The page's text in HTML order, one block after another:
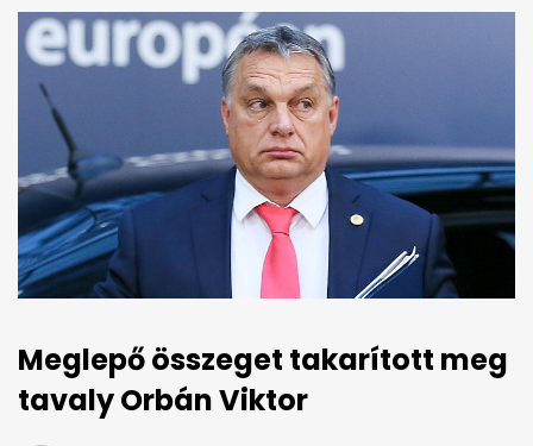
Meglepő összeget takarított meg
tavaly Orbán Viktor